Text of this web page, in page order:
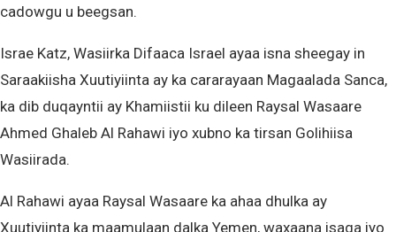
cadowgu u beegsan.
Israe Katz, Wasiirka Difaaca Israel ayaa isna sheegay in
Saraakiisha Xuutiyiinta ay ka cararayaan Magaalada Sanca,
ka dib duqayntii ay Khamiistii ku dileen Raysal Wasaare
Ahmed Ghaleb Al Rahawi iyo xubno ka tirsan Golihiisa
Wasiirada.
Al Rahawi ayaa Raysal Wasaare ka ahaa dhulka ay
Xuutiyiinta ka maamulaan dalka Yemen, waxaana isaga iyo